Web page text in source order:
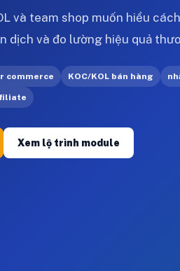
và team shop muốn hiểu
dịch và đo lường hiệu quả
commerce KOC/KOL bán hàng
Xem lộ trình module